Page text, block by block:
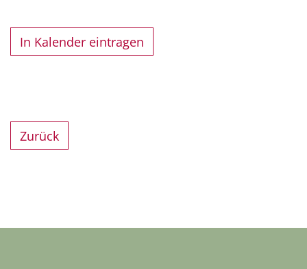
In Kalender eintragen
Zurück